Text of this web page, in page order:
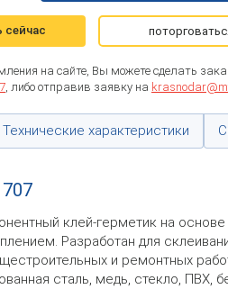
сейчас
на сайте, Вы можете сделать
, либо отправив заявку на
Технические характеристики
клей-герметик на
Разработан для
и ремонтных
сталь, медь, стекло, ПВХ,